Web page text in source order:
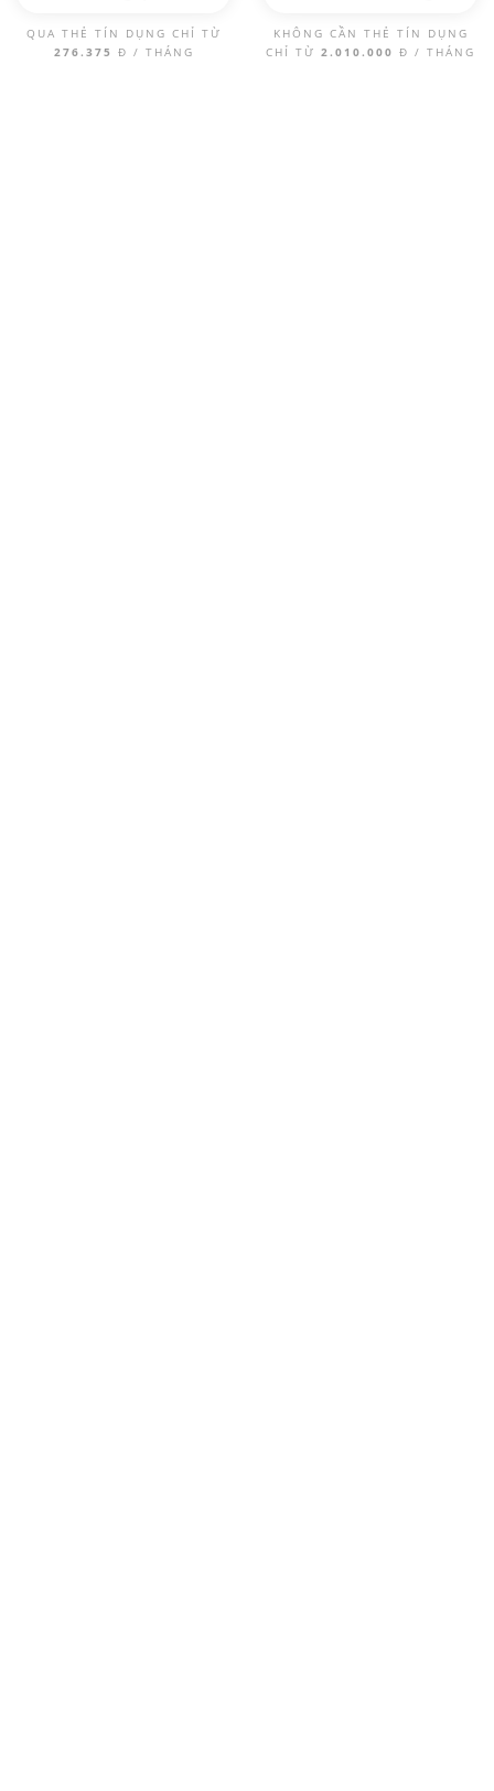
QUA THẺ TÍN DỤNG CHỈ TỪ
276.375 Đ / THÁNG
KHÔNG CẦN THẺ TÍN DỤNG
CHỈ TỪ 2.010.000 Đ / THÁNG